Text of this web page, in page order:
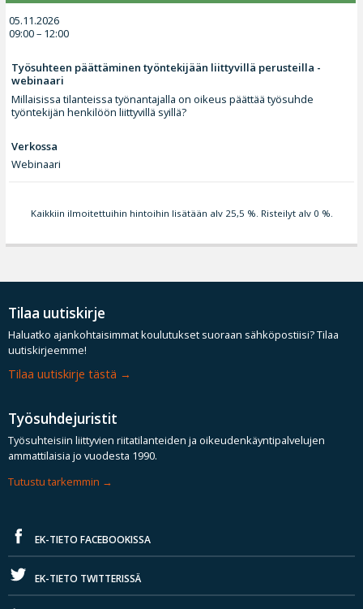
05.11.2026
09:00 – 12:00
Työsuhteen päättäminen työntekijään liittyvillä perusteilla -
webinaari
Millaisissa tilanteissa työnantajalla on oikeus päättää työsuhde
työntekijän henkilöön liittyvillä syillä?
Verkossa
Webinaari
Kaikkiin ilmoitettuihin hintoihin lisätään alv 25,5 %. Risteilyt alv 0 %.
Tilaa uutiskirje
Haluatko ajankohtaisimmat koulutukset suoraan sähköpostiisi? Tilaa
uutiskirjeemme!
Tilaa uutiskirje tästä
Työsuhdejuristit
Työsuhteisiin liittyvien riitatilanteiden ja oikeudenkäyntipalvelujen
ammattilaisia jo vuodesta 1990.
Tutustu tarkemmin
EK-TIETO FACEBOOKISSA
EK-TIETO TWITTERISSÄ